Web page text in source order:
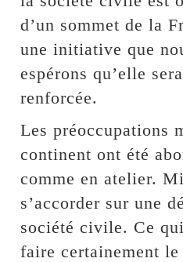
d’un sommet de la
une initiative que
espérons qu’elle
renforcée.
Les préoccupations
continent ont été
comme en atelier.
s’accorder sur une
société civile. Ce
faire certainement le